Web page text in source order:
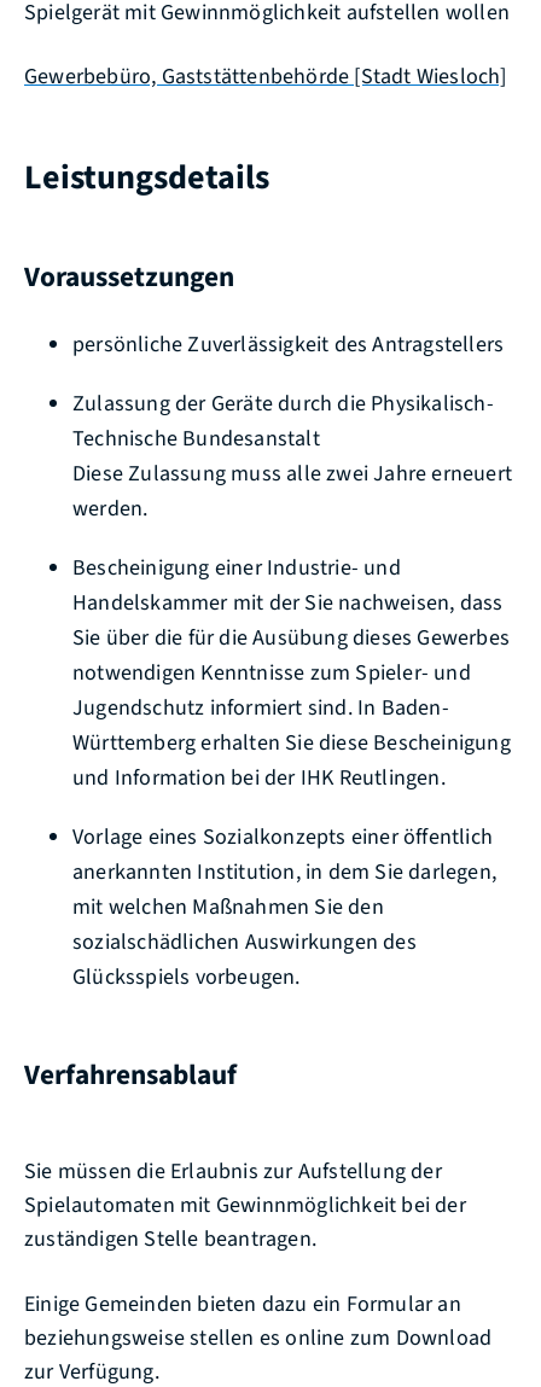
Spielgerät mit Gewinnmöglichkeit aufstellen wollen
Gewerbebüro, Gaststättenbehörde [Stadt Wiesloch]
Leistungsdetails
Voraussetzungen
persönliche Zuverlässigkeit des Antragstellers
Zulassung der Geräte durch die Physikalisch-
Technische Bundesanstalt
Diese Zulassung muss alle zwei Jahre erneuert
werden.
Bescheinigung einer Industrie- und
Handelskammer mit der Sie nachweisen, dass
Sie über die für die Ausübung dieses Gewerbes
notwendigen Kenntnisse zum Spieler- und
Jugendschutz informiert sind. In Baden-
Württemberg erhalten Sie diese Bescheinigung
und Information bei der IHK Reutlingen.
Vorlage eines Sozialkonzepts einer öffentlich
anerkannten Institution, in dem Sie darlegen,
mit welchen Maßnahmen Sie den
sozialschädlichen Auswirkungen des
Glücksspiels vorbeugen.
Verfahrensablauf
Sie müssen die Erlaubnis zur Aufstellung der
Spielautomaten mit Gewinnmöglichkeit bei der
zuständigen Stelle beantragen.
Einige Gemeinden bieten dazu ein Formular an
beziehungsweise stellen es online zum Download
zur Verfügung.